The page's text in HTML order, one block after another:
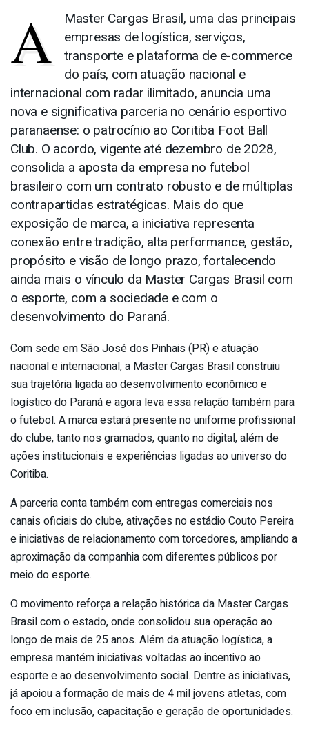
A
Master Cargas Brasil, uma das principais
empresas de logística, serviços,
transporte e plataforma de e-commerce
do país, com atuação nacional e
internacional com radar ilimitado, anuncia uma
nova e significativa parceria no cenário esportivo
paranaense: o patrocínio ao Coritiba Foot Ball
Club. O acordo, vigente até dezembro de 2028,
consolida a aposta da empresa no futebol
brasileiro com um contrato robusto e de múltiplas
contrapartidas estratégicas. Mais do que
exposição de marca, a iniciativa representa
conexão entre tradição, alta performance, gestão,
propósito e visão de longo prazo, fortalecendo
ainda mais o vínculo da Master Cargas Brasil com
o esporte, com a sociedade e com o
desenvolvimento do Paraná.
Com sede em São José dos Pinhais (PR) e atuação
nacional e internacional, a Master Cargas Brasil construiu
sua trajetória ligada ao desenvolvimento econômico e
logístico do Paraná e agora leva essa relação também para
o futebol. A marca estará presente no uniforme profissional
do clube, tanto nos gramados, quanto no digital, além de
ações institucionais e experiências ligadas ao universo do
Coritiba.
A parceria conta também com entregas comerciais nos
canais oficiais do clube, ativações no estádio Couto Pereira
e iniciativas de relacionamento com torcedores, ampliando a
aproximação da companhia com diferentes públicos por
meio do esporte.
O movimento reforça a relação histórica da Master Cargas
Brasil com o estado, onde consolidou sua operação ao
longo de mais de 25 anos. Além da atuação logística, a
empresa mantém iniciativas voltadas ao incentivo ao
esporte e ao desenvolvimento social. Dentre as iniciativas,
já apoiou a formação de mais de 4 mil jovens atletas, com
foco em inclusão, capacitação e geração de oportunidades.